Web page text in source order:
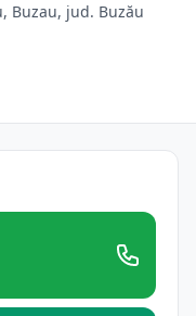
Buzau, jud. Buzău